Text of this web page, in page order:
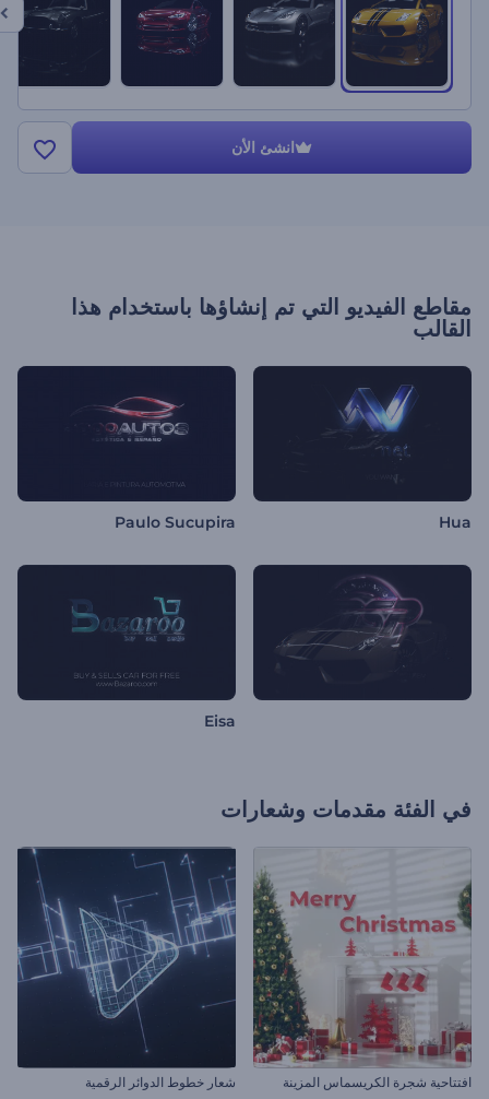
انشئ الأن
مقاطع الفيديو التي تم إنشاؤها باستخدام هذا
القالب
Hua
Paulo Sucupira
Eisa
في الفئة مقدمات وشعارات
افتتاحية شجرة الكريسماس المزينة شعار خطوط الدوائر الرقمية